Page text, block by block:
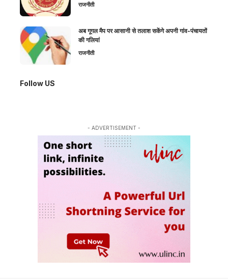
राजनीती
अब गूगल मैप पर आसानी से तलाश सकेंगे अपनी गांव-पंचायतों
की गलियां
राजनीती
Follow US
- ADVERTISEMENT -